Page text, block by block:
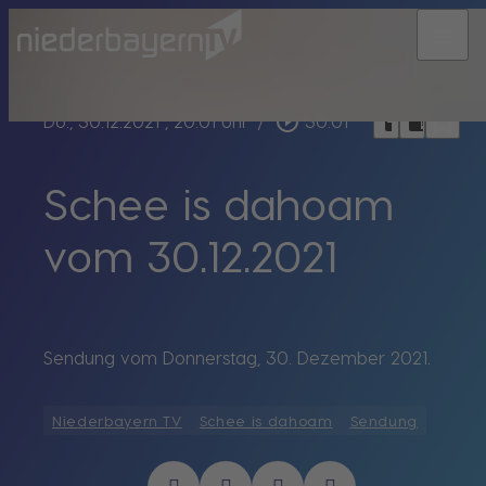
Do., 30.12.2021, 20:01 Uhr / play_circle_outline 30:01 headphones chrome_reader_mode
Schee is dahoam
vom 30.12.2021
Sendung vom Donnerstag, 30. Dezember 2021.
Niederbayern TV Schee is dahoam Sendung